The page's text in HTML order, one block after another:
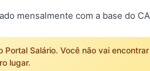
mensalmente com a base do
Portal Salário. Você não vai
lugar.